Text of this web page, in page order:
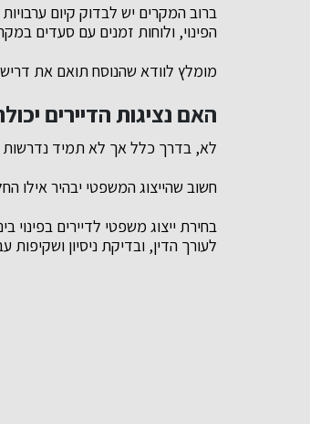
ברוב המקרים יש לבדוק קיום
הפינוי, ולוחות זמנים עם סעדים
מומלץ לוודא שהנוסח תואם את
האם נציגות הדיירים
לא, בדרך כלל אך לא תמיד נדרשות
חשוב שהייצוג המשפטי יבהיר אילו
בחירת ייצוג משפטי לדיירים
לעורך הדין, ובדיקת ניסיון ושקיפות